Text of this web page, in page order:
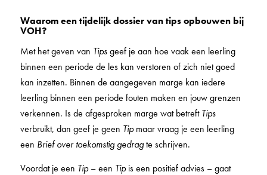
Waarom een tijdelijk dossier van tips opbouwen bij
VOH?
Met het geven van Tipsgeef je aan hoe vaak een leerling
binnen een periode de les kan verstoren of zich niet goed
kan inzetten. Binnen de aangegeven marge kan iedere
leerling binnen een periode fouten maken en jouw grenzen
verkennen. Is de afgesproken marge wat betreftTips
verbruikt, dan geef je geen Tipmaar vraag je een leerling
een Brief over toekomstig gedragte schrijven.
Voordat je een Tip– een Tipis een positief advies – gaat